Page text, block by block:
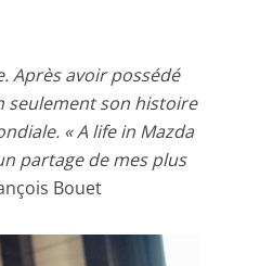
Après avoir possédé
seulement son histoire
« A life in Mazda
partage de mes plus
Bouet